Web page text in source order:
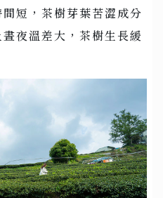
短，茶樹芽葉苦澀成分
夜溫差大，茶樹生長緩